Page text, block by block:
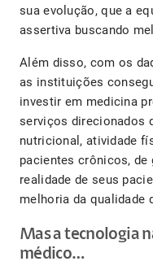
sua evolução, que a
assertiva buscando
Além disso, com os
as instituições
investir em medicina
serviços direcionados
nutricional, atividade
pacientes crônicos,
realidade de seus
melhoria da qualidade
Mas a tecnologia
médico…